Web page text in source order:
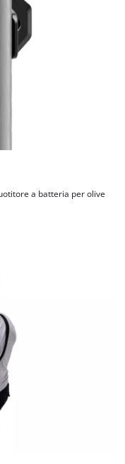
needs to setup
to add this content
used.
Consent
a batteria per olive